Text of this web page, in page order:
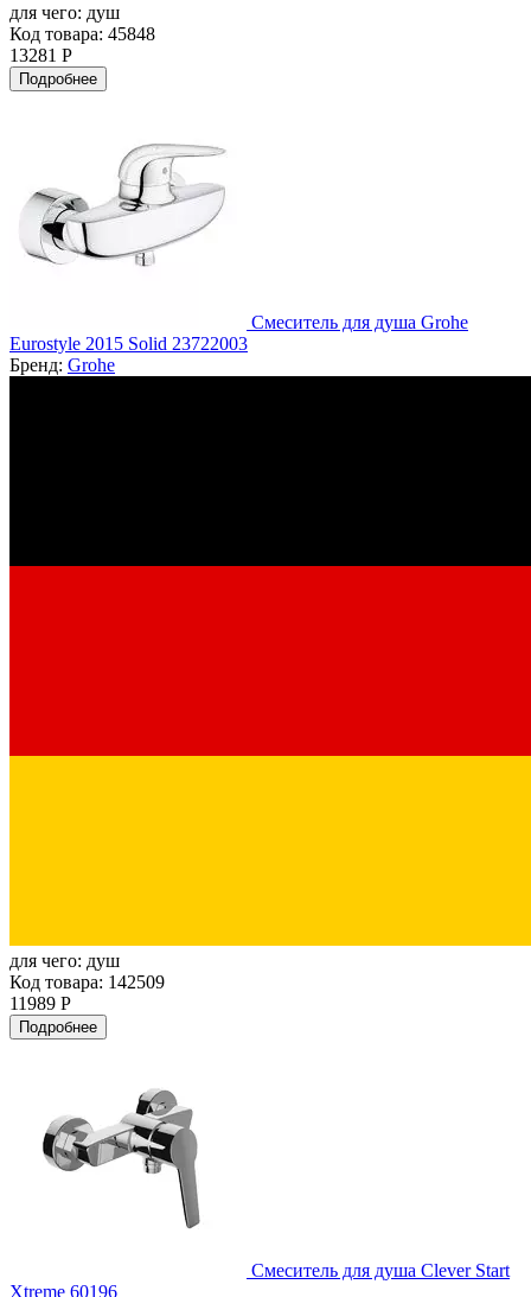
для чего: душ
Код товара: 45848
13281 Р
Подробнее
Смеситель для душа Grohe
Eurostyle 2015 Solid 23722003
Бренд: Grohe
для чего: душ
Код товара: 142509
11989 Р
Подробнее
Смеситель для душа Clever Start
Xtreme 60196